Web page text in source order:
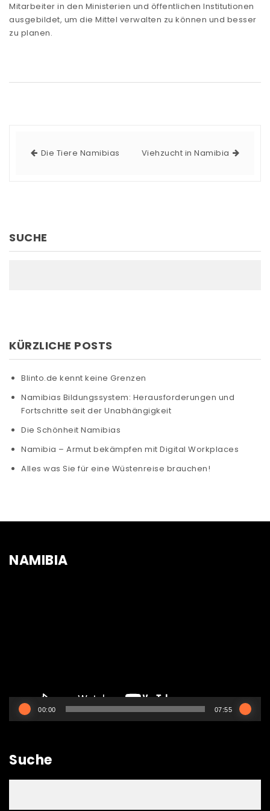
Mitarbeiter in den Ministerien und öffentlichen Institutionen
ausgebildet, um die Mittel verwalten zu können und besser
zu planen.
Die Tiere Namibias Viehzucht in Namibia
SUCHE
KÜRZLICHE POSTS
Blinto.de kennt keine Grenzen
Namibias Bildungssystem: Herausforderungen und
Fortschritte seit der Unabhängigkeit
Die Schönheit Namibias
Namibia – Armut bekämpfen mit Digital Workplaces
Alles was Sie für eine Wüstenreise brauchen!
NAMIBIA
00:00 07:55
Suche